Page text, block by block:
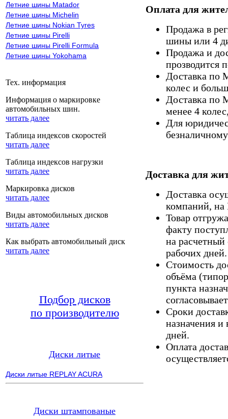
Летние шины Matador
Летние шины Michelin
Летние шины Nokian Tyres
Летние шины Pirelli
Летние шины Pirelli Formula
Летние шины Yokohama
Тех. информация
Информация о маркировке
автомобильных шин.
читать далее
Таблица индексов скоростей
читать далее
Таблица индексов нагрузки
читать далее
Маркировка дисков
читать далее
Виды автомобильных дисков
читать далее
Как выбрать автомобильный диск
читать далее
Подбор дисков
по производителю
Диски литые
Диски литые REPLAY ACURA
Диски штампованые
Оплата для
Продажа в
шины или 4
Продажа и
прозводится
Доставка по
колес и
Доставка по
менее 4
Для
Доставка для
Доставка
компаний,
Товар
факту
на расчетный
рабочих дней.
Стоимость
объёма
пункта
Сроки
назначения и
дней.
Оплата